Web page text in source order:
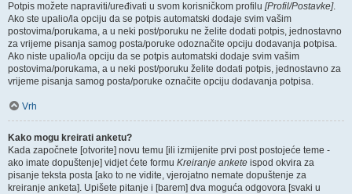
Potpis možete napraviti/uređivati u svom korisničkom profilu [Profil/Postavke].
Ako ste upalio/la opciju da se potpis automatski dodaje svim vašim
postovima/porukama, a u neki post/poruku ne želite dodati potpis, jednostavno
za vrijeme pisanja samog posta/poruke odoznačite opciju dodavanja potpisa.
Ako niste upalio/la opciju da se potpis automatski dodaje svim vašim
postovima/porukama, a u neki post/poruku želite dodati potpis, jednostavno za
vrijeme pisanja samog posta/poruke označite opciju dodavanja potpisa.
Vrh
Kako mogu kreirati anketu?
Kada započnete [otvorite] novu temu [ili izmijenite prvi post postojeće teme -
ako imate dopuštenje] vidjet ćete formu Kreiranje ankete ispod okvira za
pisanje teksta posta [ako to ne vidite, vjerojatno nemate dopuštenje za
kreiranje anketa]. Upišete pitanje i [barem] dva moguća odgovora [svaki u